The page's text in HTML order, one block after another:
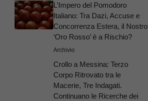
L’Impero del Pomodoro
Italiano: Tra Dazi, Accuse e
Concorrenza Estera, il Nostro
‘Oro Rosso’ è a Rischio?
Archivio
Crollo a Messina: Terzo
Corpo Ritrovato tra le
Macerie, Tre Indagati.
Continuano le Ricerche dei